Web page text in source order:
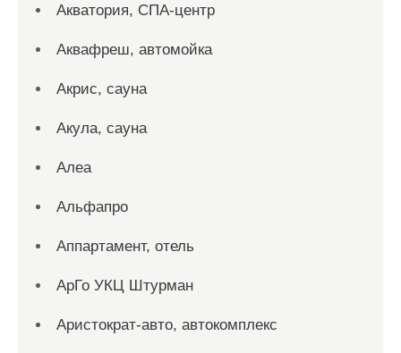
Акватория, СПА-центр
Аквафреш, автомойка
Акрис, сауна
Акула, сауна
Алеа
Альфапро
Аппартамент, отель
АрГо УКЦ Штурман
Аристократ-авто, автокомплекс